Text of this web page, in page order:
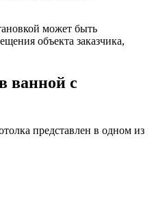
может быть
объекта заказчика,
ванной с
представлен в одном из